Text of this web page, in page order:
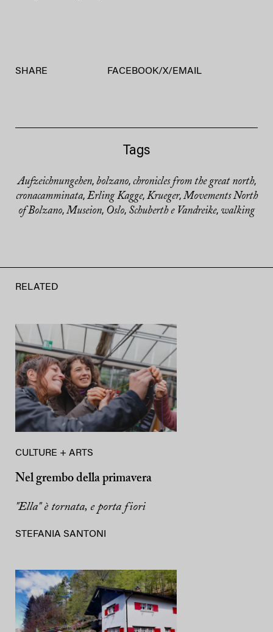
SHARE FACEBOOK/X/ EMAIL
Tags
Aufzeichnungehen, bolzano, chronicles from the great north,
cronacamminata, Erling Kagge, Krueger, Movements North
of Bolzano, Museion, Oslo, Schuberth e Vandreike, walking
RELATED
CULTURE + ARTS
Nel grembo della primavera
"Ella" è tornata, e porta fiori
STEFANIA SANTONI